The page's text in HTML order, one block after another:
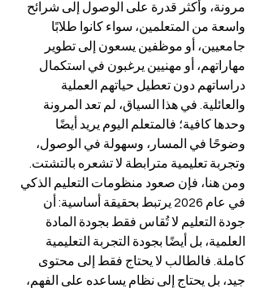
مرونة، وأكثر قدرة على الوصول إلى شرائح
واسعة من المتعلمين، سواء كانوا طلابًا
جامعيين، أو موظفين يسعون إلى تطوير
مهاراتهم، أو مهنيين يرغبون في استكمال
دراساتهم دون تعطيل حياتهم العملية
والعائلية. في هذا السياق، لم تعد المرونة
وحدها كافية؛ فالمتعلم اليوم يريد أيضًا
وضوحًا في المسار، وسهولة في الوصول،
وتجربة تعليمية مترابطة لا تشعره بالتشتت.
ومن هنا، فإن صعود منظومات التعليم الذكي
في عام 2026 يرتبط بحقيقة أساسية: أن
جودة التعليم لا تُقاس فقط بجودة المادة
العلمية، بل أيضًا بجودة التجربة التعليمية
كاملة. فالطالب لا يحتاج فقط إلى محتوى
جيد، بل يحتاج إلى نظام يساعده على الفهم،